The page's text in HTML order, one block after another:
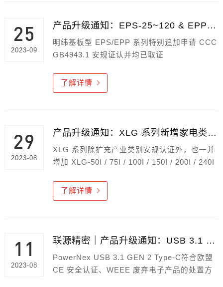
25
2023-09
产品升级通知：EPS-25~120 & EPP-120S 新增 CCC 安规认证
明纬基板型 EPS/EPP 系列特别追加申请 CCC
GB4943.1 安规证认并均已取证
了解详情
29
2023-08
产品升级通知：XLG 系列新增家电类法规及印度 (BIS) 安规认证
XLG 系列除扩充产业类别安规认证外，也一并
增加 XLG-50I / 75I / 100I / 150I / 200I / 240I
了解详情
11
2023-08
联源精密｜产品升级通知：USB 3.1 GEN 2 Type-C 充电/传输线符合 CE 宣告
PowerNex USB 3.1 GEN 2 Type-C符合欧盟
CE 安全认证、WEEE 废弃电子产品的处置方